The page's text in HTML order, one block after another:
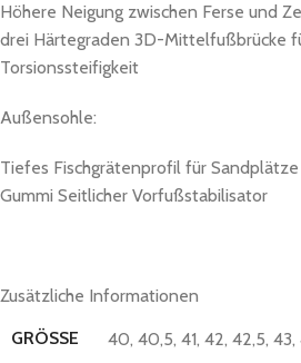
Höhere Neigung zwischen Ferse und
drei Härtegraden 3D-Mittelfußbrücke
Torsionssteifigkeit
Außensohle:
Tiefes Fischgrätenprofil für
Gummi Seitlicher Vorfußstabilisator
Zusätzliche Informationen
GRÖSSE
40, 40,5, 41, 42, 42,5, 43,